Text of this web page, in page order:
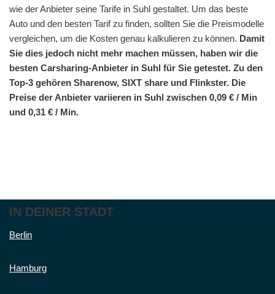
wie der Anbieter seine Tarife in Suhl gestaltet. Um das beste
Auto und den besten Tarif zu finden, sollten Sie die Preismodelle
vergleichen, um die Kosten genau kalkulieren zu können. Damit
Sie dies jedoch nicht mehr machen müssen, haben wir die
besten Carsharing-Anbieter in Suhl für Sie getestet. Zu den
Top-3 gehören Sharenow, SIXT share und Flinkster. Die
Preise der Anbieter variieren in Suhl zwischen 0,09 € / Min
und 0,31 € / Min.
IN DEINER STADT
Berlin
Hamburg